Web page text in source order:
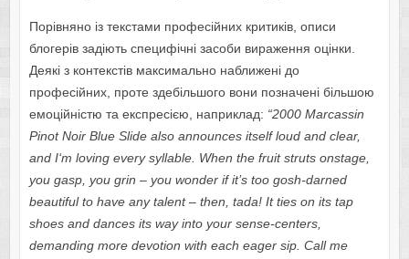
Порівняно із текстами професійних критиків, описи
блогерів задіють специфічні засоби вираження оцінки.
Деякі з контекстів максимально наближені до
професійних, проте здебільшого вони позначені більшою
емоційністю та експресією, наприклад: “2000 Marcassin
Pinot Noir Blue Slide also announces itself loud and clear,
and I‘m loving every syllable. When the fruit struts onstage,
you gasp, you grin – you wonder if it’s too gosh-darned
beautiful to have any talent – then, tada! It ties on its tap
shoes and dances its way into your sense-centers,
demanding more devotion with each eager sip. Call me